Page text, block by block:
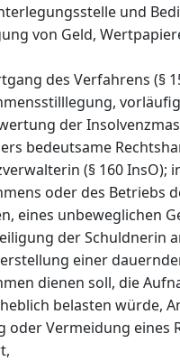
und
von Geld,
des Verfahrens (§
der
bedeutsame
(§ 160 InsO);
oder des Betriebs
eines unbeweglichen
der Schuldnerin
einer
dienen soll, die
belasten würde,
oder Vermeidung eines